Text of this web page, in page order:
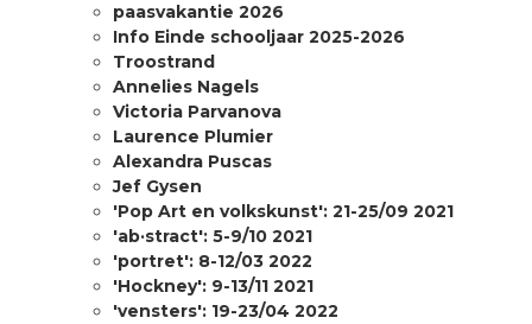
paasvakantie 2026
Info Einde schooljaar 2025-2026
Troostrand
Annelies Nagels
Victoria Parvanova
Laurence Plumier
Alexandra Puscas
Jef Gysen
'Pop Art en volkskunst': 21-25/09 2021
'ab·stract': 5-9/10 2021
'portret': 8-12/03 2022
'Hockney': 9-13/11 2021
'vensters': 19-23/04 2022